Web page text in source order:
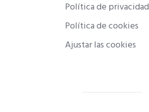
Política de privacidad
Política de cookies
Ajustar las cookies